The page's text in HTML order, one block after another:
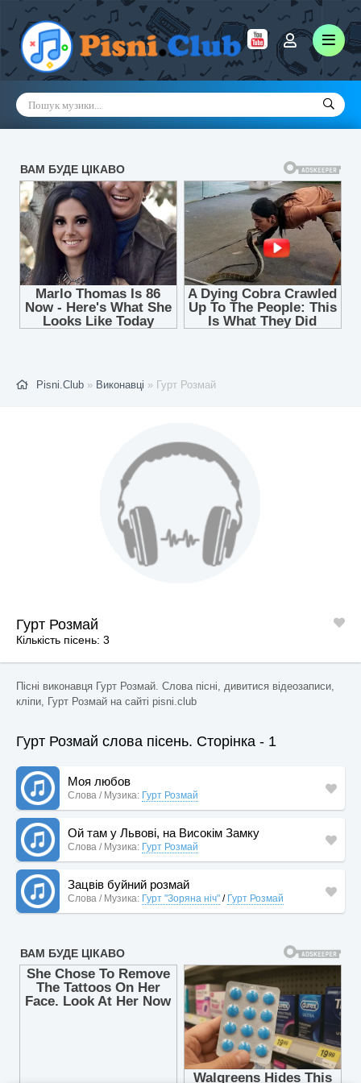
Pisni.Club » Виконавці » Гурт Розмай
Гурт Розмай
Кількість пісень: 3
Пісні виконавця Гурт Розмай. Слова пісні, дивитися відеозаписи,
кліпи, Гурт Розмай на сайті pisni.club
Гурт Розмай слова пісень. Сторінка - 1
Моя любов
Слова / Музика: Гурт Розмай
Ой там у Львові, на Високім Замку
Слова / Музика: Гурт Розмай
Зацвів буйний розмай
Слова / Музика: Гурт "Зоряна ніч" / Гурт Розмай